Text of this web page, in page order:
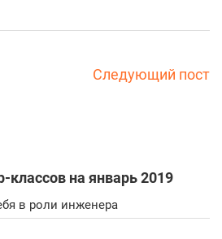
Следующий пост
классов на январь 2019
в роли инженера